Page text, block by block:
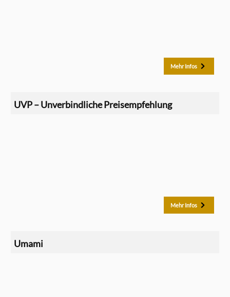
Mehr Infos
UVP – Unverbindliche Preisempfehlung
Mehr Infos
Umami